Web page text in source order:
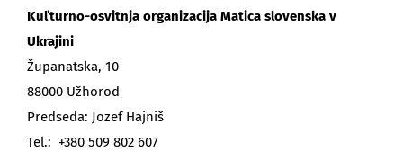
Kuľturno-osvitnja organizacija Matica slovenska v
Ukrajini
Županatska, 10
88000 Užhorod
Predseda: Jozef Hajniš
Tel.: +380 509 802 607